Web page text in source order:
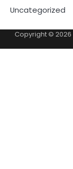
Uncategorized
Copyright © 2026